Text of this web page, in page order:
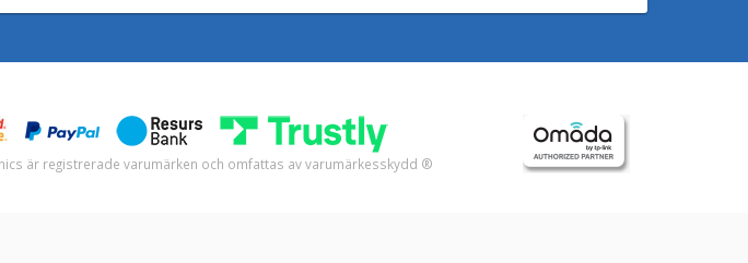
är registrerade varumärken och omfattas av varumärkesskydd ®